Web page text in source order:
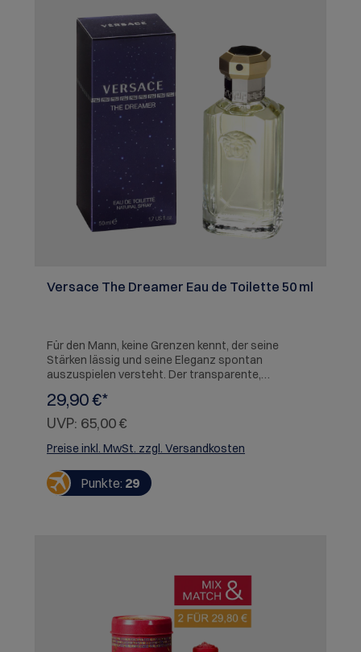
Versace The Dreamer Eau de Toilette 50 ml
Für den Mann, keine Grenzen kennt, der seine
Stärken lässig und seine Eleganz spontan
auszuspielen versteht. Der transparente,
ein nicht greifbares Gefühl von sinnlichem
Wohlbehagen. Die natürliche, samtige Frische
verzaubert mit nicht endender Tiefe ...
29,90 €*
UVP: 65,00 €
Preise inkl. MwSt. zzgl. Versandkosten
Punkte: 29